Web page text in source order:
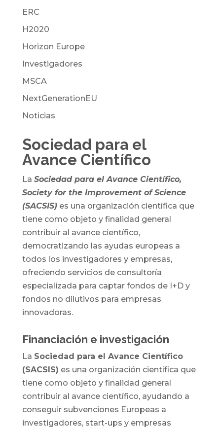
ERC
H2020
Horizon Europe
Investigadores
MSCA
NextGenerationEU
Noticias
Sociedad para el
Avance Científico
La Sociedad para el Avance Científico,
Society for the Improvement of Science
(SACSIS)es una organización científica que
tiene como objeto y finalidad general
contribuir al avance científico,
democratizando las ayudas europeas a
todos los investigadores y empresas,
ofreciendo servicios de consultoría
especializada para captar fondos de I+D y
fondos no dilutivos para empresas
innovadoras.
Financiación e investigación
La Sociedad para el Avance Científico
(SACSIS) es una organización científica que
tiene como objeto y finalidad general
contribuir al avance científico, ayudando a
conseguir subvenciones Europeas a
investigadores, start-ups y empresas